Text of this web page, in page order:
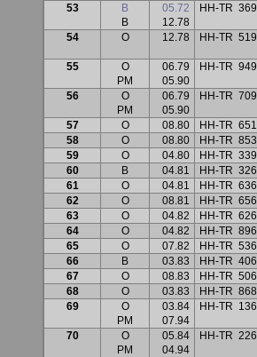
53
B
B
05.72
12.78
HH-TR 369
54 O 12.78 HH-TR 519
55
O
PM
06.79
05.90
HH-TR 949
56
O
PM
06.79
05.90
HH-TR 709
57 O 08.80 HH-TR 651
58
O 08.80 HH-TR 853
59
O 04.80 HH-TR 339
60
B 04.81 HH-TR 326
61
O 04.81 HH-TR 636
62
O 08.81 HH-TR 656
63
O 04.82 HH-TR 626
64
O 04.82 HH-TR 896
65
O 07.82 HH-TR 536
66
B 03.83 HH-TR 406
67
O 08.83 HH-TR 506
68
O 03.83 HH-TR 868
69
O
PM
03.84
07.94
HH-TR 136
70
O
PM
05.84
04.94
HH-TR 226